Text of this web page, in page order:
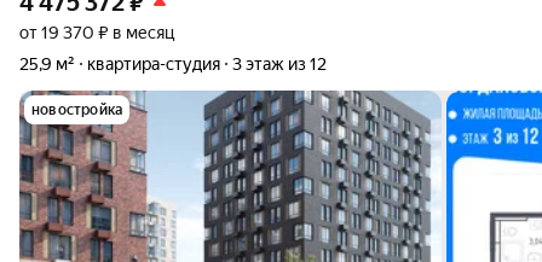
от 19 370 ₽ в месяц
25,9 м²
квартира-студия 3 этаж из 12
новостройка